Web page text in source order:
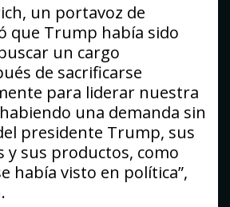
un portavoz de
que Trump había sido
un cargo
de sacrificarse
para liderar nuestra
una demanda sin
presidente Trump, sus
y sus productos, como
había visto en política”,